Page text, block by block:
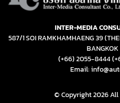
INTER-MEDIA
587/1 SOI RAMKHAMHAENG 39
BANGKOK
(+66) 2055-8444
Email:
© Copyright 2026